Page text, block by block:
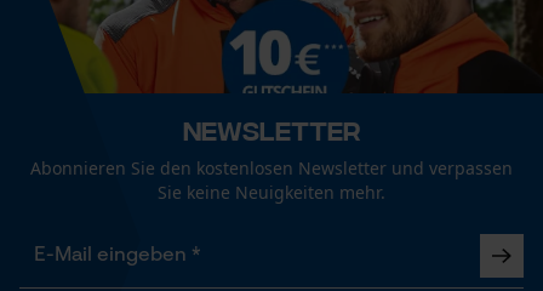
Newsletter
Abonnieren Sie den kostenlosen Newsletter und verpassen
Sie keine Neuigkeiten mehr.